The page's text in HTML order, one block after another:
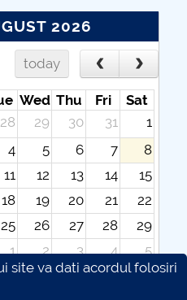
2026
today
Wed Thu Fri
Sat
28 29 30 31
1
4 5 6 7
8
11 12 13 14
15
18 19 20 21
22
25 26 27 28
29
1 2 3 4
5
site va dati acordul folosiri